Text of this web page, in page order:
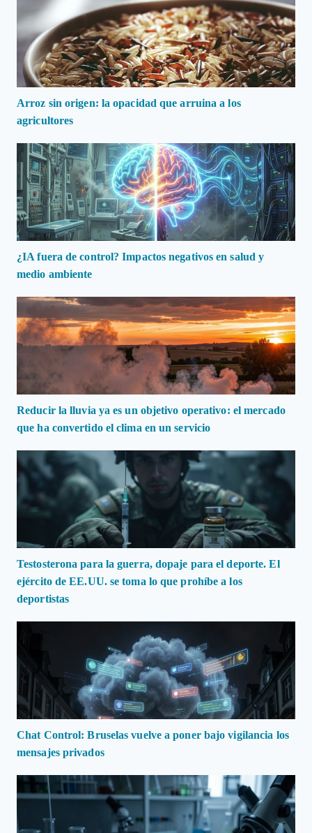
Arroz sin origen: la opacidad que arruina a los
agricultores
¿IA fuera de control? Impactos negativos en salud y
medio ambiente
Reducir la lluvia ya es un objetivo operativo: el mercado
que ha convertido el clima en un servicio
Testosterona para la guerra, dopaje para el deporte. El
ejército de EE.UU. se toma lo que prohíbe a los
deportistas
Chat Control: Bruselas vuelve a poner bajo vigilancia los
mensajes privados